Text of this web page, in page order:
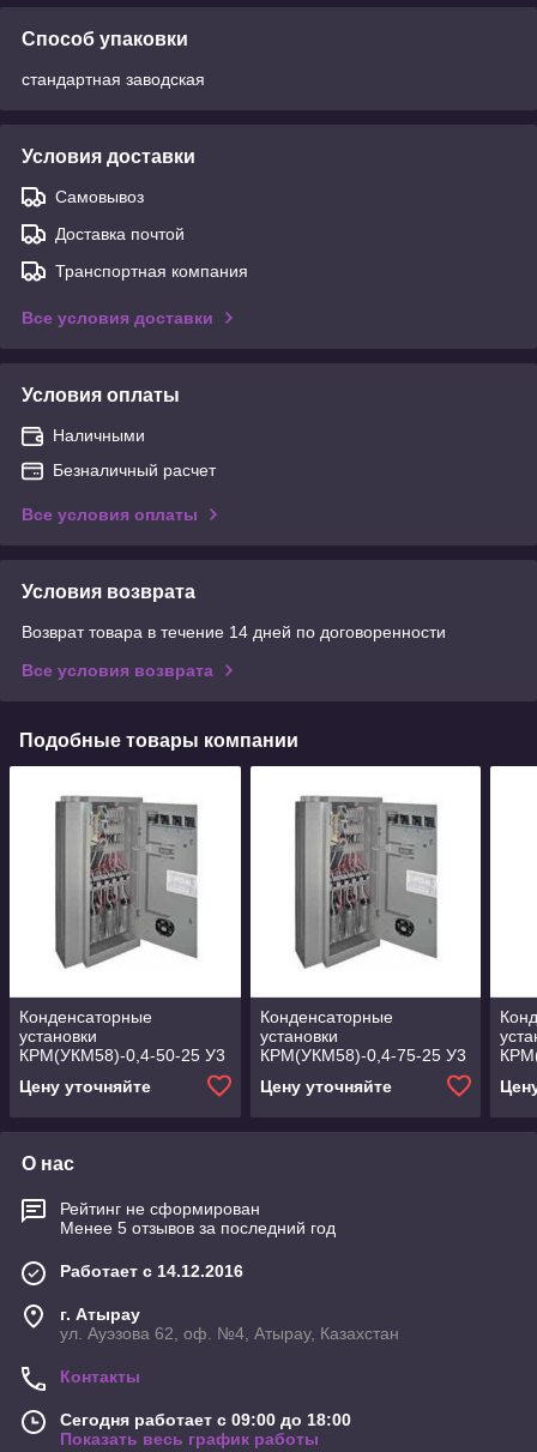
Способ упаковки
стандартная заводская
Условия доставки
Самовывоз
Доставка почтой
Транспортная компания
Все условия доставки
Условия оплаты
Наличными
Безналичный расчет
Все условия оплаты
Условия возврата
Возврат товара в течение 14 дней по договоренности
Все условия возврата
Подобные товары компании
Конденсаторные
установки
КРМ(УКМ58)-0,4-50-25 У3
Цену уточняйте
Конденсаторные
установки
КРМ(УКМ58)-0,4-75-25 У3
Цену уточняйте
О нас
Рейтинг не сформирован
Менее 5 отзывов за последний год
Работает с 14.12.2016
г. Атырау
ул. Ауэзова 62, оф. №4, Атырау, Казахстан
Контакты
Сегодня работает с 09:00 до 18:00
Показать весь график работы